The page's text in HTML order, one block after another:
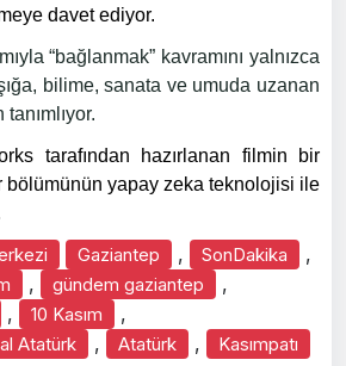
davet ediyor.
“bağlanmak” kavramını yalnızca
bilime, sanata ve umuda uzanan
tarafından hazırlanan filmin bir
yapay zeka teknolojisi ile
Gaziantep , SonDakika ,
, gündem gaziantep ,
, 10 Kasım ,
Atatürk , Atatürk , Kasımpatı